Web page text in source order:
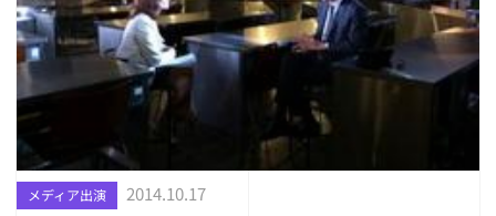
メディア出演 2014.10.17